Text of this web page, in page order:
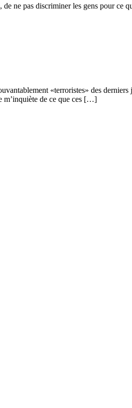
ne pas discriminer les gens pour ce
«terroristes» des derniers
m’inquiète de ce que ces […]